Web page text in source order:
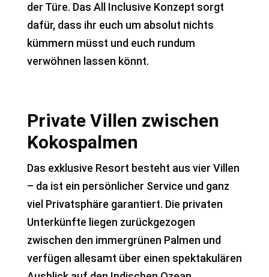
der Türe. Das All Inclusive Konzept sorgt
dafür, dass ihr euch um absolut nichts
kümmern müsst und euch rundum
verwöhnen lassen könnt.
Private Villen zwischen
Kokospalmen
Das exklusive Resort besteht aus vier Villen
– da ist ein persönlicher Service und ganz
viel Privatsphäre garantiert. Die privaten
Unterkünfte liegen zurückgezogen
zwischen den immergrünen Palmen und
verfügen allesamt über einen spektakulären